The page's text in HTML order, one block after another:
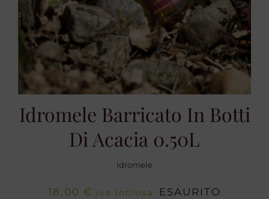
Idromele Barricato In Botti
Di Acacia 0.50L
Idromele
18,00 € Iva Inclusa ESAURITO